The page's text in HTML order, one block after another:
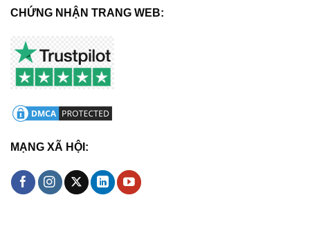
CHỨNG NHẬN TRANG WEB:
MẠNG XÃ HỘI: